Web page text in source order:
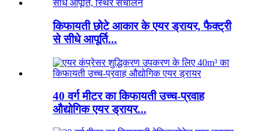
किफायती छोटे आकार के एयर ड्रायर, फैक्ट्री
से सीधे आपूर्ति...
40 वर्ग मीटर का किफायती उच्च-प्रवाह
औद्योगिक एयर ड्रायर...